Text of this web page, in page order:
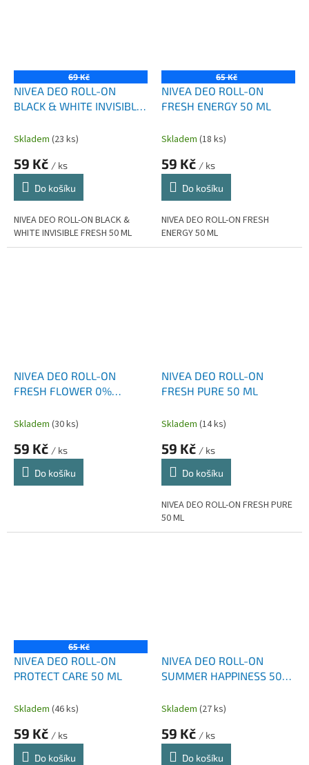
69 Kč
NIVEA DEO ROLL-ON
BLACK & WHITE INVISIBLE
Skladem (23 ks)
59 Kč / ks
Do košíku
NIVEA DEO ROLL-ON BLACK &
WHITE INVISIBLE FRESH 50 ML
65 Kč
NIVEA DEO ROLL-ON
FRESH ENERGY 50 ML
Skladem (18 ks)
59 Kč / ks
Do košíku
NIVEA DEO ROLL-ON FRESH
ENERGY 50 ML
NIVEA DEO ROLL-ON
FRESH FLOWER 0%
Skladem (30 ks)
59 Kč / ks
Do košíku
NIVEA DEO ROLL-ON
FRESH PURE 50 ML
Skladem (14 ks)
59 Kč / ks
Do košíku
NIVEA DEO ROLL-ON FRESH PURE
50 ML
65 Kč
NIVEA DEO ROLL-ON
PROTECT CARE 50 ML
Skladem (46 ks)
59 Kč / ks
Do košíku
NIVEA DEO ROLL-ON
SUMMER HAPPINESS 50
Skladem (27 ks)
59 Kč / ks
Do košíku